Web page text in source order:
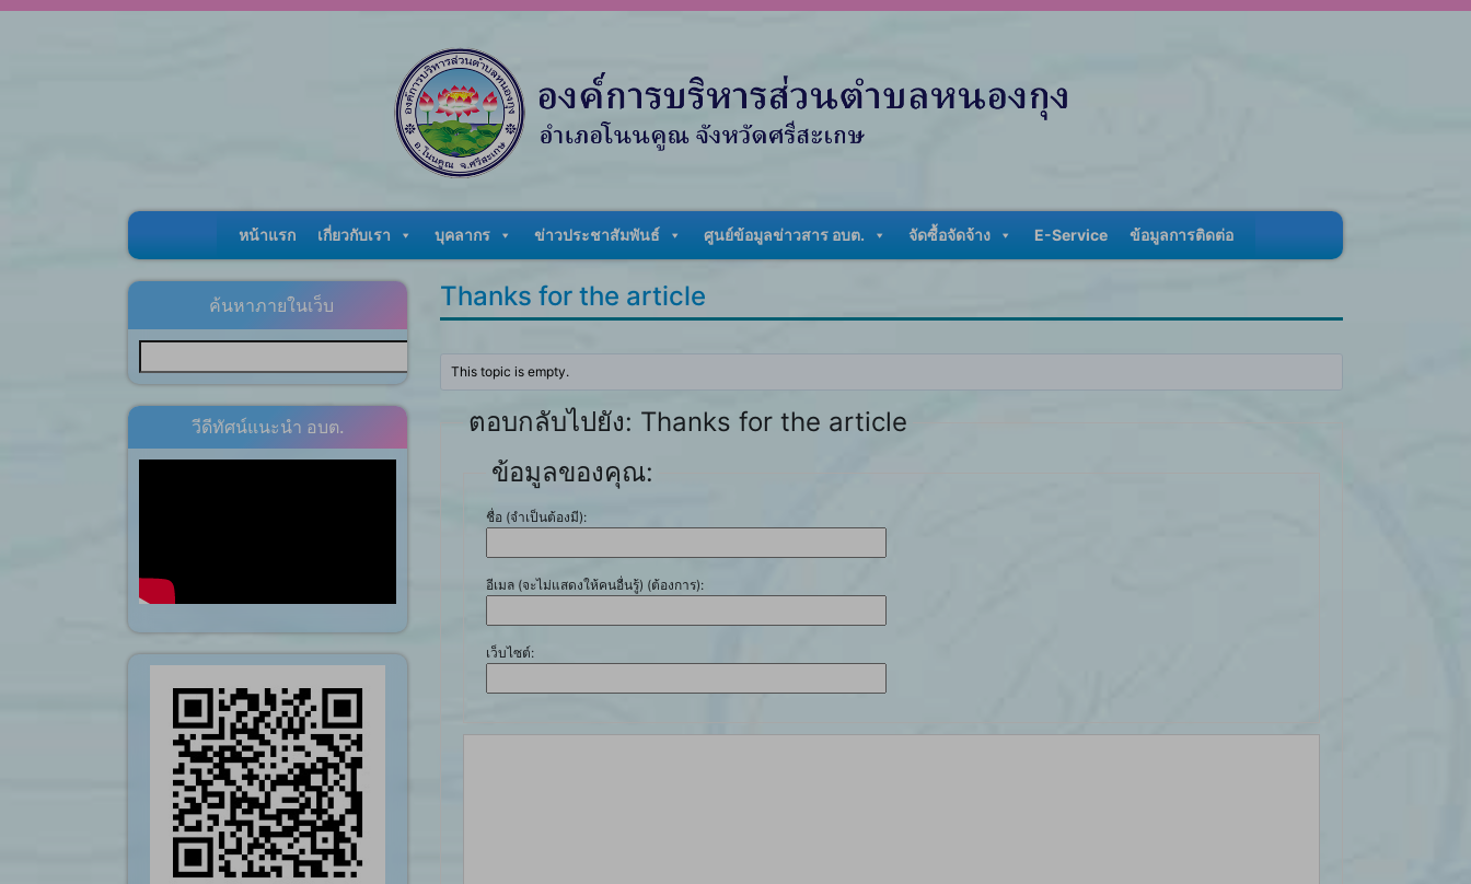
หน้าแรก เกี่ยวกับเรา บุคลากร ข่าวประชาสัมพันธ์ ศูนย์ข้อมูลข่าวสาร อบต. จัดซื้อจัดจ้าง E-Service ข้อมูลการติดต่อ
ค้นหาภายในเว็บ
วีดีทัศน์แนะนำ อบต.
Thanks for the article
This topic is empty.
ตอบกลับไปยัง: Thanks for the article
ข้อมูลของคุณ:
ชื่อ (จำเป็นต้องมี):
อีเมล (จะไม่แสดงให้คนอื่นรู้) (ต้องการ):
เว็บไซต์: